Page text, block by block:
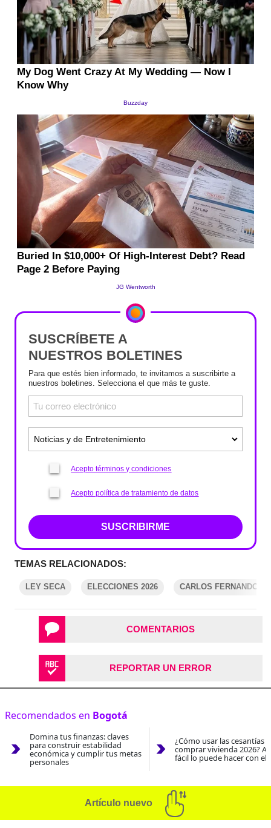
SUSCRÍBETE A
NUESTROS BOLETINES
Para que estés bien informado, te invitamos a suscribirte a
nuestros boletines. Selecciona el que más te guste.
Acepto términos y condiciones
Acepto política de tratamiento de datos
SUSCRIBIRME
TEMAS RELACIONADOS:
LEY SECA ELECCIONES 2026 CARLOS FERNANDO
COMENTARIOS
REPORTAR UN ERROR
Recomendados en Bogotá
Domina tus finanzas: claves
para construir estabilidad
económica y cumplir tus metas
personales
¿Cómo usar las cesantías
comprar vivienda 2026?
fácil lo puede hacer con el
Artículo nuevo